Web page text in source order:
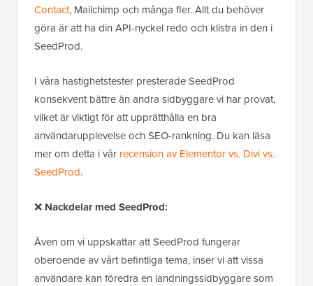
Contact, Mailchimp och många fler. Allt du behöver
göra är att ha din API-nyckel redo och klistra in den i
SeedProd.
I våra hastighetstester presterade SeedProd
konsekvent bättre än andra sidbyggare vi har provat,
vilket är viktigt för att upprätthålla en bra
användarupplevelse och SEO-rankning. Du kan läsa
mer om detta i vår recension av Elementor vs. Divi vs.
SeedProd.
❌ Nackdelar med SeedProd:
Även om vi uppskattar att SeedProd fungerar
oberoende av vårt befintliga tema, inser vi att vissa
användare kan föredra en landningssidbyggare som